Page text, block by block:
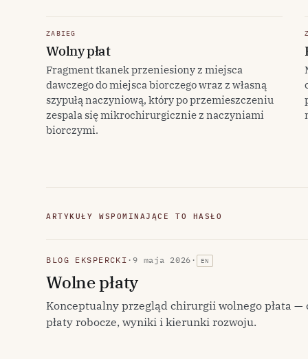
ZABIEG
Wolny płat
Fragment tkanek przeniesiony z miejsca
dawczego do miejsca biorczego wraz z własną
szypułą naczyniową, który po przemieszczeniu
zespala się mikrochirurgicznie z naczyniami
biorczymi.
ARTYKUŁY WSPOMINAJĄCE TO HASŁO
BLOG EKSPERCKI ·9 maja 2026 · EN
Wolne płaty
Konceptualny przegląd chirurgii wolnego płata —
płaty robocze, wyniki i kierunki rozwoju.